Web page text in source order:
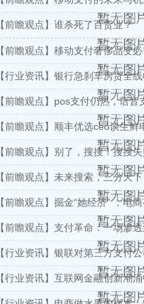
【前瞻观点】谁杀死了百货业？
【前瞻观点】移动支付奢侈品变
【行业资讯】银行急刹车房贷全
【前瞻观点】pos支付仍热，语音
【前瞻观点】顺丰优选ceo谈生
【前瞻观点】别了，搜搜！搜搜
【前瞻观点】未来搜索，三分天下
【前瞻观点】掘金“她经济” ，电
【前瞻观点】支付革命：一场渗
【行业资讯】银联对第三方支付
【行业资讯】互联网金融创新潮